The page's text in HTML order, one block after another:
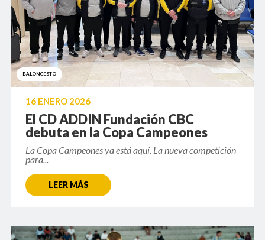
BALONCESTO
16 ENERO 2026
El CD ADDIN Fundación CBC
debuta en la Copa Campeones
La Copa Campeones ya está aquí. La nueva competición
para...
LEER MÁS